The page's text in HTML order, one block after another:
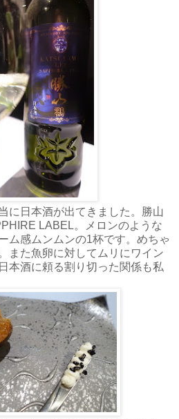
に日本酒が出てきました。勝山
LABEL。メロンのような
ム感ムンムンの1杯です。めちゃ
また魚卵に対してムリにワイン
本酒に頼る割り切った関係も私